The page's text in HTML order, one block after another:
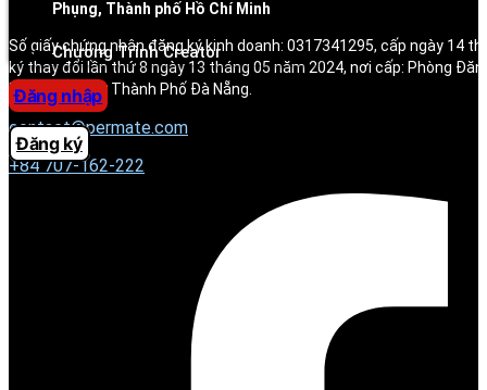
Trung tâm trợ giúp
Chương Trình Creator
Đăng nhập
Đăng ký
Phụng, Thành phố Hồ Chí Minh
Số giấy chứng nhận đăng ký kinh doanh: 0317341295, cấp ngày 14
ký thay đổi lần thứ 8 ngày 13 tháng 05 năm 2024, nơi cấp: Phòng
Hoạch Đầu Tư Thành Phố Đà Nẵng.
contact@permate.com
+84 707-162-222